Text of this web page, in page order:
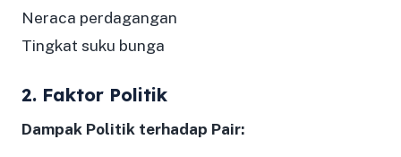
Neraca perdagangan
Tingkat suku bunga
2. Faktor Politik
Dampak Politik terhadap Pair: